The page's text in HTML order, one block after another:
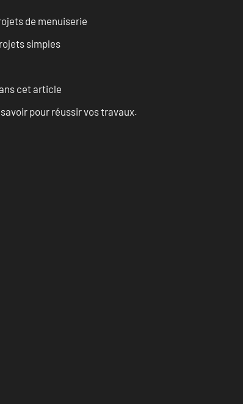
de menuiserie
simples
cet article
pour réussir vos travaux.